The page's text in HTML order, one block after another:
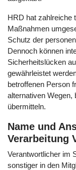
HRD hat zahlreiche
Maßnahmen
Schutz der
Dennoch können
Sicherheitslücken
gewährleistet
betroffenen Person
alternativen Wegen,
übermitteln.
Name und
Verarbeitung
Verantwortlicher im
sonstiger in den